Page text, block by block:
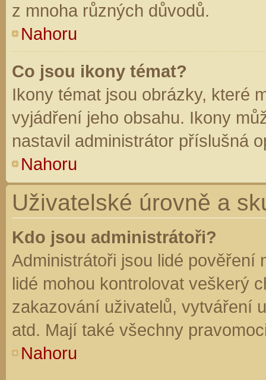
z mnoha různých důvodů.
Nahoru
Co jsou ikony témat?
Ikony témat jsou obrázky, které
vyjádření jeho obsahu. Ikony
nastavil administrátor příslušná
Nahoru
Uživatelské úrovně a
Kdo jsou administrátoři?
Administrátoři jsou lidé pověření
lidé mohou kontrolovat veškerý
zakazování uživatelů, vytváření
atd. Mají také všechny
Nahoru